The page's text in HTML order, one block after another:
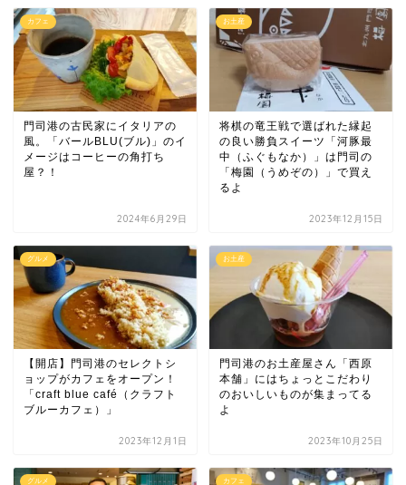
カフェ
門司港の古民家にイタリアの
風。「バールBLU(ブル)」のイ
メージはコーヒーの角打ち
屋？！
2024年6月29日
お土産
将棋の竜王戦で選ばれた縁起
の良い勝負スイーツ「河豚最
中（ふぐもなか）」は門司の
「梅園（うめぞの）」で買え
るよ
2023年12月15日
グルメ
【開店】門司港のセレクトシ
ョップがカフェをオープン！
「craft blue café（クラフト
ブルーカフェ）」
2023年12月1日
お土産
門司港のお土産屋さん「西原
本舗」にはちょっとこだわり
のおいしいものが集まってる
よ
2023年10月25日
グルメ カフェ